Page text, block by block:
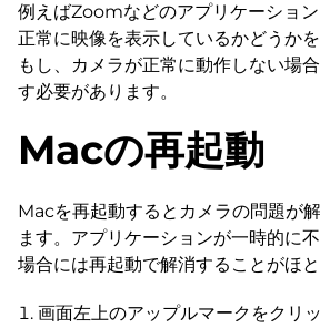
例えばZoomなどのアプリケーショ
正常に映像を表示しているかどうか
もし、カメラが正常に動作しない場
す必要があります。
Macの再起動
Macを再起動するとカメラの問題が
ます。アプリケーションが一時的に
場合には再起動で解消することがほと
画面左上のアップルマークをクリッ